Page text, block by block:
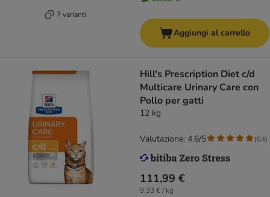
7 varianti
Aggiungi al carrello
Hill's Prescription Diet c/d
Multicare Urinary Care con
Pollo per gatti
12 kg
111,99 €
9,33 € / kg
Valutazione: 4.6/5 (64)